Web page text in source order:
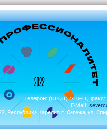
Телефон: (81431) 4-10-41, факс:
E-Mail:
Республика Карелия г. Сегежа, ул.